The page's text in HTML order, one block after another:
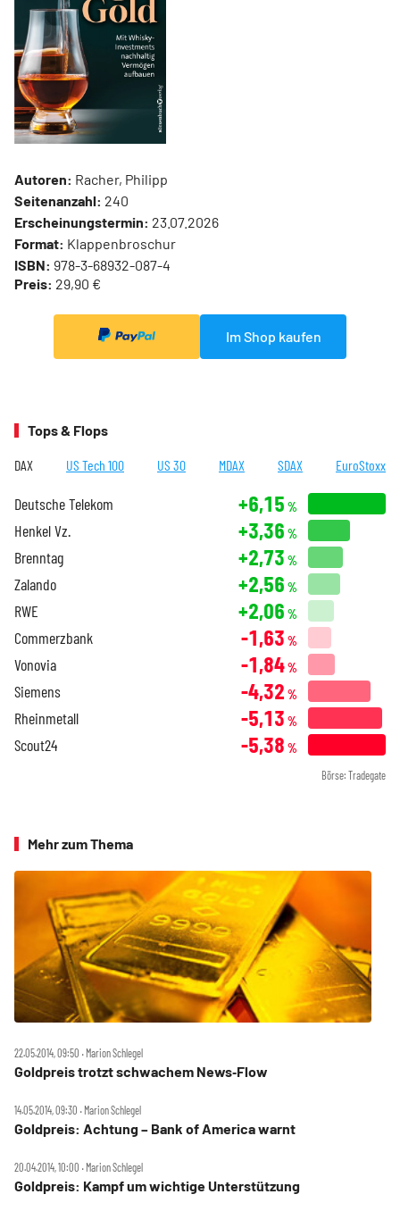
Autoren: Racher, Philipp
Seitenanzahl: 240
Erscheinungstermin: 23.07.2026
Format: Klappenbroschur
ISBN: 978-3-68932-087-4
Preis: 29,90 €
Im Shop kaufen
Tops & Flops
DAX US Tech 100 US 30 MDAX SDAX EuroStoxx
Deutsche Telekom +6,15 %
Henkel Vz. +3,36 %
Brenntag +2,73 %
Zalando +2,56 %
RWE +2,06 %
Commerzbank -1,63 %
Vonovia -1,84%
Siemens -4,32 %
Rheinmetall -5,13 %
Scout24 -5,38 %
Börse: Tradegate
Mehr zum Thema
22.05.2014, 09:50 ‧ Marion Schlegel
Goldpreis trotzt schwachem News‑Flow
14.05.2014, 09:30 ‧ Marion Schlegel
Goldpreis: Achtung – Bank of America warnt
20.04.2014, 10:00 ‧ Marion Schlegel
Goldpreis: Kampf um wichtige Unterstützung